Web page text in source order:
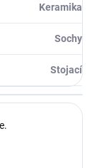
Keramika
Sochy
Stojací